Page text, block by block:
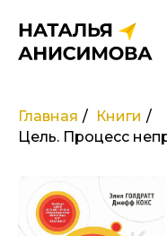
Главная / Книги /
Цель. Процесс